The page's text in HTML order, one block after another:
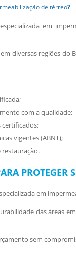
de térreo?
em
diversas regiões
com a qualidade;
certificados;
vigentes (ABNT);
restauração.
PROTEGER
em
das áreas
sem